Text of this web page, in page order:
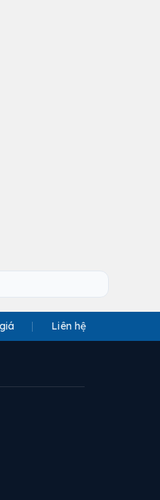
Liên hệ